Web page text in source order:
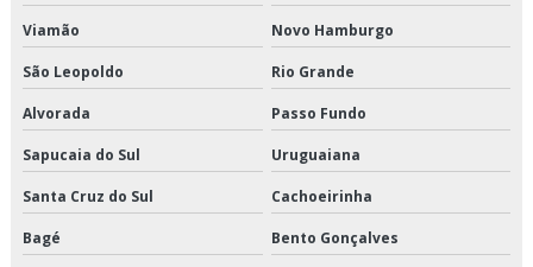
Viamão Novo Hamburgo
São Leopoldo Rio Grande
Alvorada Passo Fundo
Sapucaia do Sul Uruguaiana
Santa Cruz do Sul Cachoeirinha
Bagé Bento Gonçalves